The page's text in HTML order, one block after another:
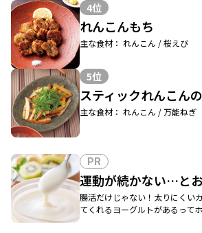
4位
れんこんもち
主な食材： れんこん / 桜えび
5位
スティックれんこん
主な食材： れんこん / 万能ねぎ
PR
運動が続かない…と
腸活だけじゃない！太りにくい
てくれるヨーグルトがあるって